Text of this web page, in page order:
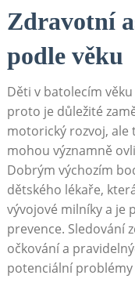
Zdravotní
podle věku
Děti v batolecím
proto je důležité
motorický rozvoj, ale
mohou významně
Dobrým výchozím
dětského lékaře,
vývojové milníky a je
prevence. Sledování
očkování a
potenciální problémy